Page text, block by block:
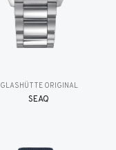
GLASHÜTTE ORIGINAL
SEAQ